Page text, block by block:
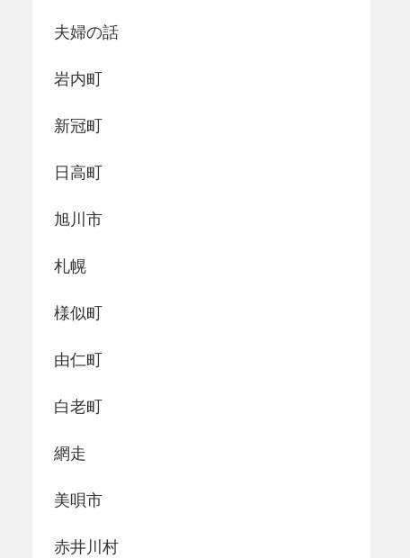
夫婦の話
岩内町
新冠町
日高町
旭川市
札幌
様似町
由仁町
白老町
網走
美唄市
赤井川村